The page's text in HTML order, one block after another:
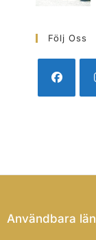
Följ Oss
Användbara